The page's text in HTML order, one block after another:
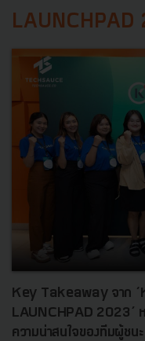
LAUNCHPAD
Key Takeaway จาก
LAUNCHPAD 2023’
ความน่าสนใจของทีมผู้ชนะ